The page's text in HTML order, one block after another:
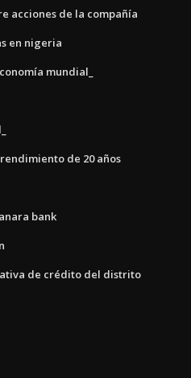
acciones de la compañía
en nigeria
mundial_
de 20 años
bank
de crédito del distrito